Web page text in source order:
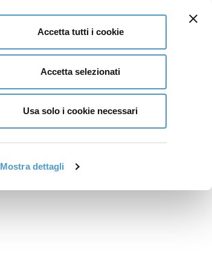
Mostra dettagli
Accetta tutti i cookie
Accetta selezionati
Usa solo i cookie necessari